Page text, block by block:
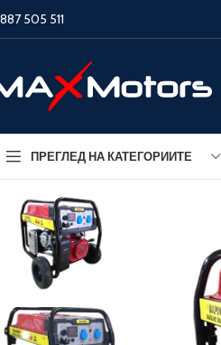
505 511
ПРЕГЛЕД НА КАТЕГОРИИТЕ